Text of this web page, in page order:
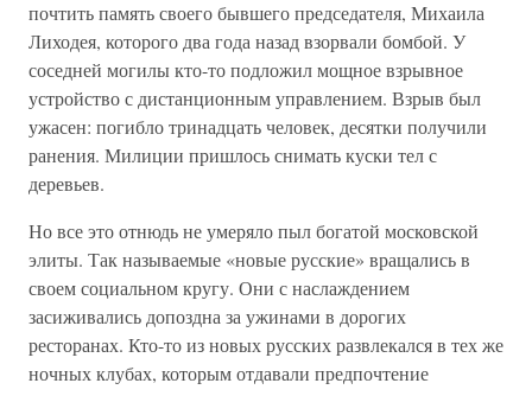
почтить память своего бывшего председателя, Михаила
Лиходея, которого два года назад взорвали бомбой. У
соседней могилы кто-то подложил мощное взрывное
устройство с дистанционным управлением. Взрыв был
ужасен: погибло тринадцать человек, десятки получили
ранения. Милиции пришлось снимать куски тел с
деревьев.
Но все это отнюдь не умеряло пыл богатой московской
элиты. Так называемые «новые русские» вращались в
своем социальном кругу. Они с наслаждением
засиживались допоздна за ужинами в дорогих
ресторанах. Кто-то из новых русских развлекался в тех же
ночных клубах, которым отдавали предпочтение